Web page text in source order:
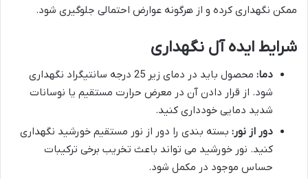
ممکن نگهداری کرده و از هرگونه عوارض احتمالی جلوگیری شود.
شرایط ایده آل نگهداری
دما:
محصول باید در دمای زیر 25 درجه سانتیگراد نگهداری
شود. از قرار دادن آن در معرض حرارت مستقیم یا نوسانات
شدید دمایی خودداری کنید.
دور از نور: بسته بندی را دور از نور مستقیم خورشید نگهداری
کنید. نور خورشید می تواند باعث تخریب برخی ترکیبات
حساس موجود در مکمل شود.